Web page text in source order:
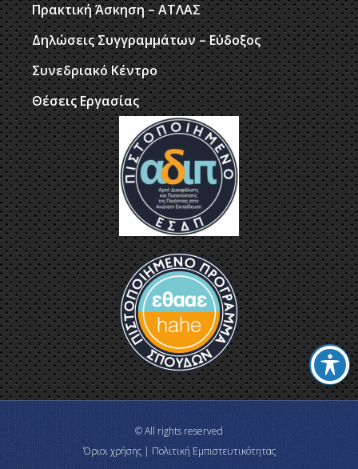
Πρακτική Άσκηση – ΑΤΛΑΣ
Δηλώσεις Συγγραμμάτων – Εύδοξος
Συνεδριακό Κέντρο
Θέσεις Εργασίας
© All rights reserved
Όριοι χρήσης | Πολιτική Εμπιστευτικότητας